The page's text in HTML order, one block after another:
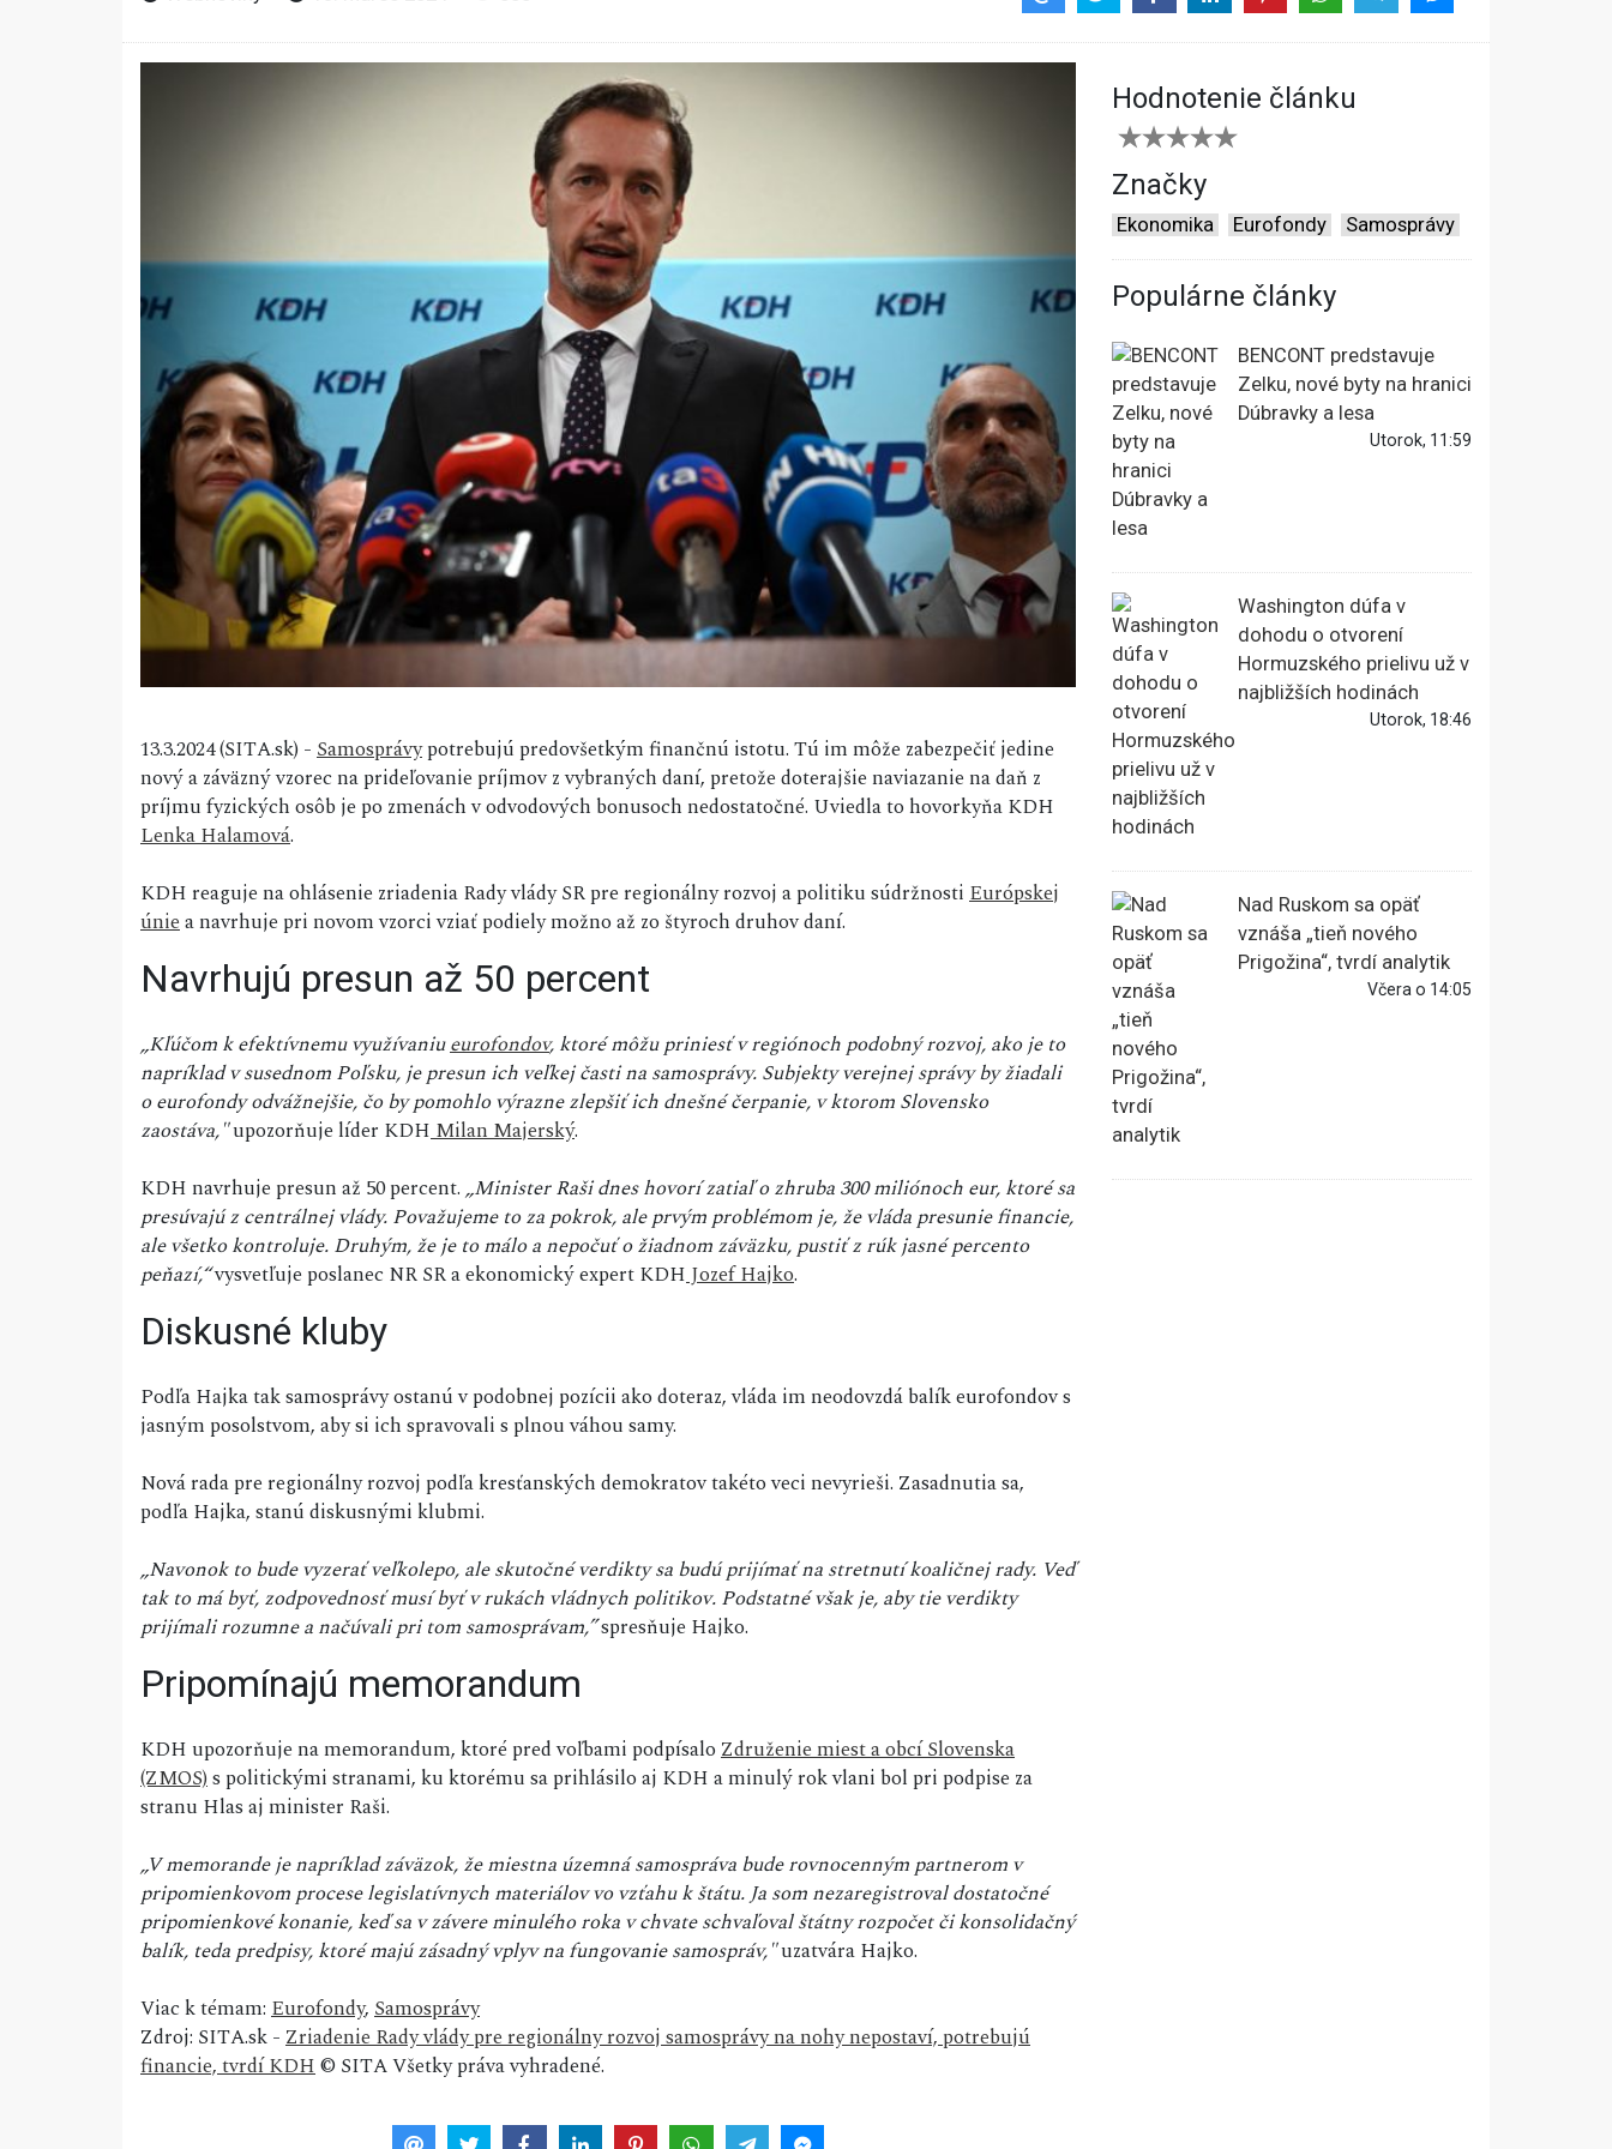
13.3.2024 (SITA.sk) -Samosprávypotrebujú predovšetkým finančnú istotu. Tú im môže zabezpečiť jedine
nový a záväzný vzorec na prideľovanie príjmov z vybraných daní, pretože doterajšie naviazanie na daň z
príjmu fyzických osôb je po zmenách v odvodových bonusoch nedostatočné. Uviedla to hovorkyňa KDH
Lenka Halamová.
KDH reaguje na ohlásenie zriadenia Rady vlády SR pre regionálny rozvoj a politiku súdržnostiEurópskej
úniea navrhuje pri novom vzorci vziať podiely možno až zo štyroch druhov daní.
Navrhujú presun až 50 percent
„Kľúčom k efektívnemu využívaniueurofondov, ktoré môžu priniesť v regiónoch podobný rozvoj, ako je to
napríklad v susednom Poľsku, je presun ich veľkej časti na samosprávy. Subjekty verejnej správy by žiadali
o eurofondy odvážnejšie, čo by pomohlo výrazne zlepšiť ich dnešné čerpanie, v ktorom Slovensko
zaostáva,"upozorňuje líder KDHMilan Majerský.
KDH navrhuje presun až 50 percent.„Minister Raši dnes hovorí zatiaľ o zhruba 300 miliónoch eur, ktoré sa
presúvajú z centrálnej vlády. Považujeme to za pokrok, ale prvým problémom je, že vláda presunie financie,
ale všetko kontroluje. Druhým, že je to málo a nepočuť o žiadnom záväzku, pustiť z rúk jasné percento
peňazí,“vysvetľuje poslanec NR SR a ekonomický expert KDHJozef Hajko.
Diskusné kluby
Podľa Hajka tak samosprávy ostanú v podobnej pozícii ako doteraz, vláda im neodovzdá balík eurofondov s
jasným posolstvom, aby si ich spravovali s plnou váhou samy.
Nová rada pre regionálny rozvoj podľa kresťanských demokratov takéto veci nevyrieši. Zasadnutia sa,
podľa Hajka, stanú diskusnými klubmi.
„Navonok to bude vyzerať veľkolepo, ale skutočné verdikty sa budú prijímať na stretnutí koaličnej rady. Veď
tak to má byť, zodpovednosť musí byť v rukách vládnych politikov. Podstatné však je, aby tie verdikty
prijímali rozumne a načúvali pri tom samosprávam,”spresňuje Hajko.
Pripomínajú memorandum
KDH upozorňuje na memorandum, ktoré pred voľbami podpísaloZdruženie miest a obcí Slovenska
(ZMOS)s politickými stranami, ku ktorému sa prihlásilo aj KDH a minulý rok vlani bol pri podpise za
stranu Hlas aj minister Raši.
„V memorande je napríklad záväzok, že miestna územná samospráva bude rovnocenným partnerom v
pripomienkovom procese legislatívnych materiálov vo vzťahu k štátu. Ja som nezaregistroval dostatočné
pripomienkové konanie, keď sa v závere minulého roka v chvate schvaľoval štátny rozpočet či konsolidačný
balík, teda predpisy, ktoré majú zásadný vplyv na fungovanie samospráv,"uzatvára Hajko.
Viac k témam:Eurofondy,Samosprávy
Zdroj: SITA.sk -Zriadenie Rady vlády pre regionálny rozvoj samosprávy na nohy nepostaví, potrebujú
financie, tvrdí KDH© SITA Všetky práva vyhradené.
Hodnotenie článku
Značky
Ekonomika Eurofondy Samosprávy
Populárne články
BENCONT predstavuje
Zelku, nové byty na hranici
Dúbravky a lesa
Utorok, 11:59
Washington dúfa v
dohodu o otvorení
Hormuzského prielivu už v
najbližších hodinách
Utorok, 18:46
Nad Ruskom sa opäť
vznáša „tieň nového
Prigožina“, tvrdí analytik
Včera o 14:05